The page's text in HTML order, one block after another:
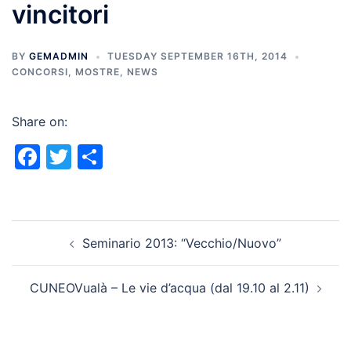
vincitori
BY GEMADMIN
TUESDAY SEPTEMBER 16TH, 2014
CONCORSI, MOSTRE, NEWS
Share on:
Facebook
Twitter
navigationSeminario 2013: “Vecchio/Nuovo”
CUNEOVualà – Le vie d’acqua (dal 19.10 al 2.11)